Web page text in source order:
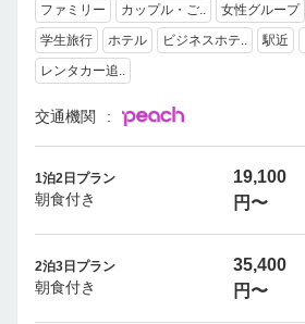
ファミリー カップル・ご.. 女性グループ
学生旅行
ホテル ビジネスホテ.. 駅近
レンタカー追..
交通機関
1泊2日プラン
朝食付き
19,100
円〜
2泊3日プラン
朝食付き
35,400
円〜